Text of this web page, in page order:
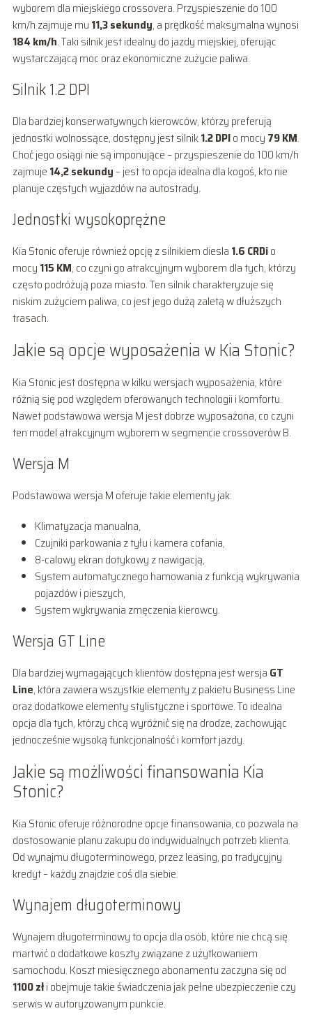
wyborem dla miejskiego crossovera. Przyspieszenie do 100
km/h zajmuje mu 11,3 sekundy, a prędkość maksymalna wynosi
184 km/h. Taki silnik jest idealny do jazdy miejskiej, oferując
wystarczającą moc oraz ekonomiczne zużycie paliwa.
Silnik 1.2 DPI
Dla bardziej konserwatywnych kierowców, którzy preferują
jednostki wolnossące, dostępny jest silnik1.2 DPIo mocy 79 KM.
Choć jego osiągi nie są imponujące – przyspieszenie do 100 km/h
zajmuje 14,2 sekundy – jest to opcja idealna dla kogoś, kto nie
planuje częstych wyjazdów na autostrady.
Jednostki wysokoprężne
Kia Stonic oferuje również opcję z silnikiem diesla 1.6 CRDio
mocy 115 KM, co czyni go atrakcyjnym wyborem dla tych, którzy
często podróżują poza miasto. Ten silnik charakteryzuje się
niskim zużyciem paliwa, co jest jego dużą zaletą w dłuższych
trasach.
Jakie są opcje wyposażenia w Kia Stonic?
Kia Stonic jest dostępna w kilku wersjach wyposażenia, które
różnią się pod względem oferowanych technologii i komfortu.
Nawet podstawowa wersja M jest dobrze wyposażona, co czyni
ten model atrakcyjnym wyborem w segmencie crossoverów B.
Wersja M
Podstawowa wersja M oferuje takie elementy jak:
Klimatyzacja manualna,
Czujniki parkowania z tyłu i kamera cofania,
8-calowy ekran dotykowy z nawigacją,
System automatycznego hamowania z funkcją wykrywania
pojazdów i pieszych,
System wykrywania zmęczenia kierowcy.
Wersja GT Line
Dla bardziej wymagających klientów dostępna jest wersja GT
Line, która zawiera wszystkie elementy z pakietu Business Line
oraz dodatkowe elementy stylistyczne i sportowe. To idealna
opcja dla tych, którzy chcą wyróżnić się na drodze, zachowując
jednocześnie wysoką funkcjonalność i komfort jazdy.
Jakie są możliwości finansowania Kia
Stonic?
Kia Stonic oferuje różnorodne opcje finansowania, co pozwala na
dostosowanie planu zakupu do indywidualnych potrzeb klienta.
Od wynajmu długoterminowego, przez leasing, po tradycyjny
kredyt – każdy znajdzie coś dla siebie.
Wynajem długoterminowy
Wynajem długoterminowy to opcja dla osób, które nie chcą się
martwić o dodatkowe koszty związane z użytkowaniem
samochodu. Koszt miesięcznego abonamentu zaczyna się od
1100 złi obejmuje takie świadczenia jak pełne ubezpieczenie czy
serwis w autoryzowanym punkcie.